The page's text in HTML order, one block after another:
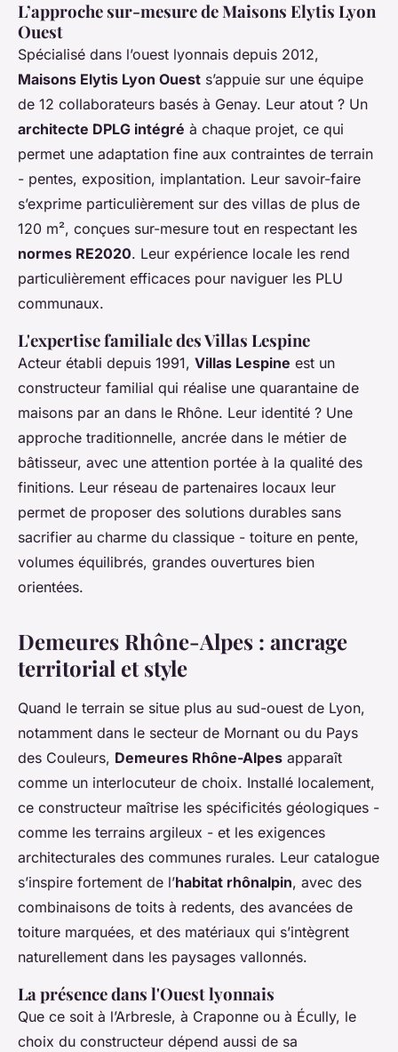
L’approche sur-mesure de Maisons Elytis Lyon
Ouest
Spécialisé dans l’ouest lyonnais depuis 2012,
Maisons Elytis Lyon Ouest s’appuie sur une équipe
de 12 collaborateurs basés à Genay. Leur atout ? Un
architecte DPLG intégré à chaque projet, ce qui
permet une adaptation fine aux contraintes de terrain
- pentes, exposition, implantation. Leur savoir-faire
s’exprime particulièrement sur des villas de plus de
120 m², conçues sur-mesure tout en respectant les
normes RE2020. Leur expérience locale les rend
particulièrement efficaces pour naviguer les PLU
communaux.
L'expertise familiale des Villas Lespine
Acteur établi depuis 1991, Villas Lespine est un
constructeur familial qui réalise une quarantaine de
maisons par an dans le Rhône. Leur identité ? Une
approche traditionnelle, ancrée dans le métier de
bâtisseur, avec une attention portée à la qualité des
finitions. Leur réseau de partenaires locaux leur
permet de proposer des solutions durables sans
sacrifier au charme du classique - toiture en pente,
volumes équilibrés, grandes ouvertures bien
orientées.
Demeures Rhône-Alpes : ancrage
territorial et style
Quand le terrain se situe plus au sud-ouest de Lyon,
notamment dans le secteur de Mornant ou du Pays
des Couleurs, Demeures Rhône-Alpes apparaît
comme un interlocuteur de choix. Installé localement,
ce constructeur maîtrise les spécificités géologiques -
comme les terrains argileux - et les exigences
architecturales des communes rurales. Leur catalogue
s’inspire fortement de l’habitat rhônalpin, avec des
combinaisons de toits à redents, des avancées de
toiture marquées, et des matériaux qui s’intègrent
naturellement dans les paysages vallonnés.
La présence dans l'Ouest lyonnais
Que ce soit à l’Arbresle, à Craponne ou à Écully, le
choix du constructeur dépend aussi de sa